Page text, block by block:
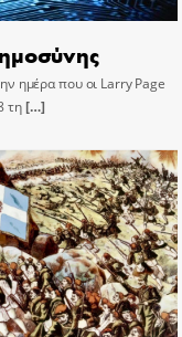
ημέρα που οι Larry Page
τη[…]